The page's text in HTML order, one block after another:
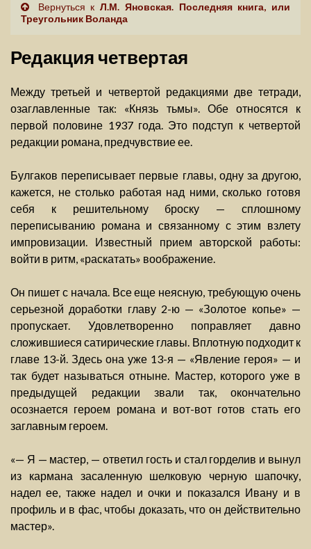
Вернуться кЛ.М. Яновская. Последняя книга, или
Треугольник Воланда
Редакция четвертая
Между третьей и четвертой редакциями две тетради,
озаглавленные так: «Князь тьмы». Обе относятся к
первой половине 1937 года. Это подступ к четвертой
редакции романа, предчувствие ее.
Булгаков переписывает первые главы, одну за другою,
кажется, не столько работая над ними, сколько готовя
себя к решительному броску — сплошному
переписыванию романа и связанному с этим взлету
импровизации. Известный прием авторской работы:
войти в ритм, «раскатать» воображение.
Он пишет с начала. Все еще неясную, требующую очень
серьезной доработки главу 2-ю — «Золотое копье» —
пропускает. Удовлетворенно поправляет давно
сложившиеся сатирические главы. Вплотную подходит к
главе 13-й. Здесь она уже 13-я — «Явление героя» — и
так будет называться отныне. Мастер, которого уже в
предыдущей редакции звали так, окончательно
осознается героем романа и вот-вот готов стать его
заглавным героем.
«— Я — мастер, — ответил гость и стал горделив и вынул
из кармана засаленную шелковую черную шапочку,
надел ее, также надел и очки и показался Ивану и в
профиль и в фас, чтобы доказать, что он действительно
мастер».